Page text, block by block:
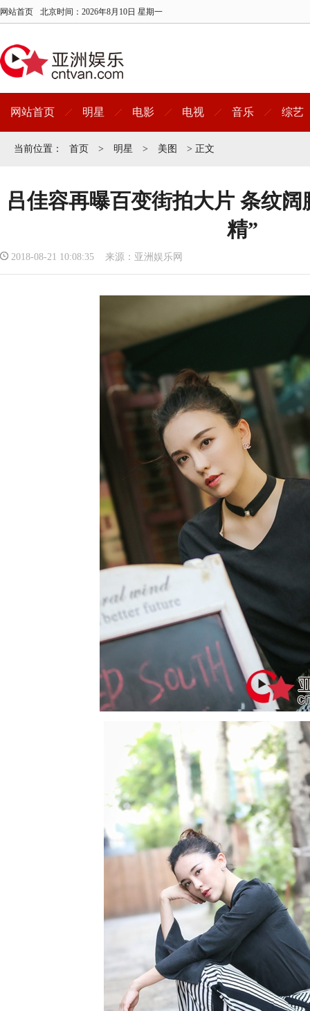
网站首页 北京时间： 2026年8月10日 星期一
网站首页 明星 电影 电视 音乐 综艺
当前位置： 首页 > 明星 > 美图 > 正文
吕佳容再曝百变街拍大片 条纹
精”
2018-08-21 10:08:35 来源：亚洲娱乐网